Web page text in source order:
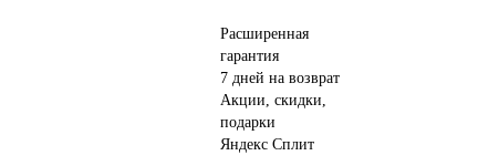
Расширенная
гарантия
7 дней на возврат
Акции, скидки,
подарки
Яндекс Сплит